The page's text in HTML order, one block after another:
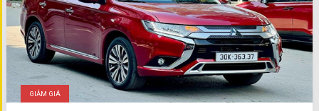
GIẢM GIÁ